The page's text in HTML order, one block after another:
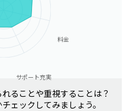
料金
サポート充実
ることや重視することは？
ェックしてみましょう。